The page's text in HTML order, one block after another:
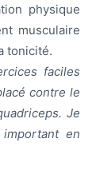
physique
musculaire
tonicité.
faciles
contre le
Je
en